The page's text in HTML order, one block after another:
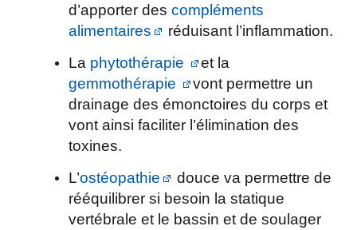
d’apporter des compléments
alimentaires
réduisant l’inflammation.
La phytothérapie
et la
gemmothérapie
vont permettre un
drainage des émonctoires du corps et
vont ainsi faciliter l’élimination des
toxines.
L’ostéopathie
douce va permettre de
rééquilibrer si besoin la statique
vertébrale et le bassin et de soulager